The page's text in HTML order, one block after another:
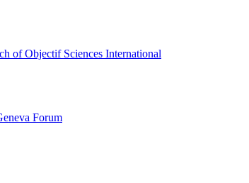
of Objectif Sciences International
Forum